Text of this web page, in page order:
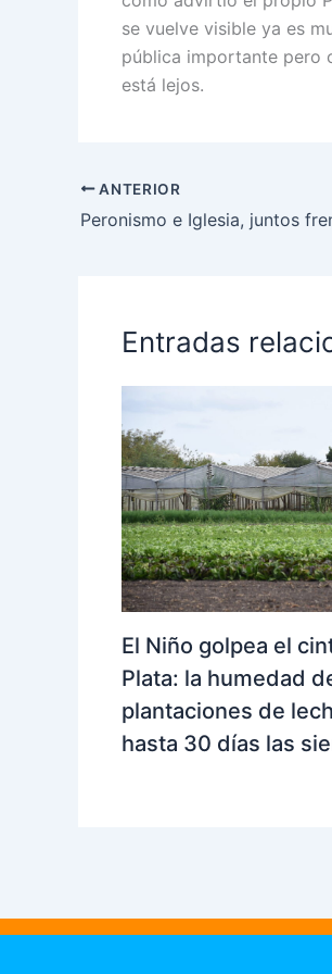
se vuelve visible ya es
pública importante pero
está lejos.
ANTERIOR
Entradas
El Niño golpea el
Plata: la humedad
plantaciones de
hasta 30 días las